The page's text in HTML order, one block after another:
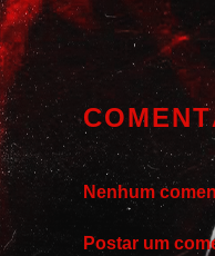
Nenhum
Postar um